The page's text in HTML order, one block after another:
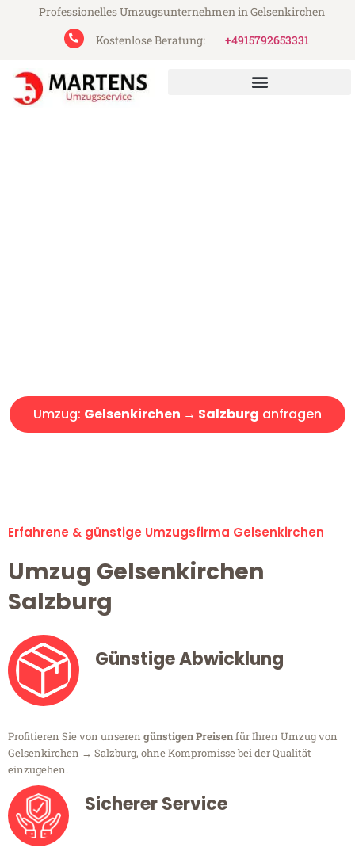
Professionelles Umzugsunternehmen in Gelsenkirchen
Kostenlose Beratung:
+4915792653331
Umzug: Gelsenkirchen → Salzburg anfragen
Erfahrene & günstige Umzugsfirma Gelsenkirchen
Umzug Gelsenkirchen
Salzburg
Günstige Abwicklung
Profitieren Sie von unseren günstigen Preisenfür Ihren Umzug von
Gelsenkirchen → Salzburg, ohne Kompromisse bei der Qualität
einzugehen.
Sicherer Service